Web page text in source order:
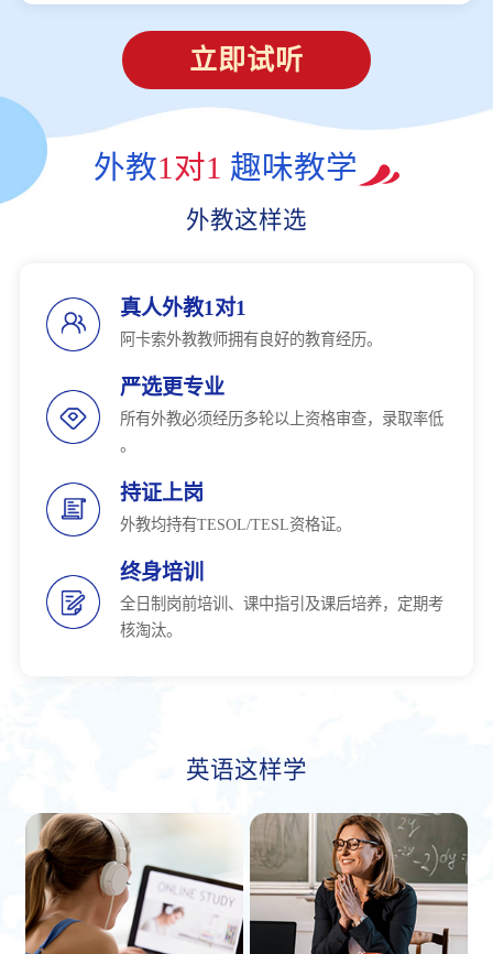
立即试听
外教1对1 趣味教学
外教这样选
真人外教1对1
阿卡索外教教师拥有良好的教育经历。
严选更专业
所有外教必须经历多轮以上资格审查，录取率低
。
持证上岗
外教均持有TESOL/TESL资格证。
终身培训
全日制岗前培训、课中指引及课后培养，定期考
核淘汰。
英语这样学